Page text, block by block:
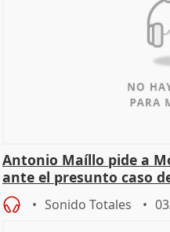
Antonio Maíllo pide a
ante el presunto caso
Sonido Totales